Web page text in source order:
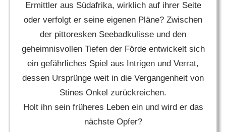
Ermittler aus Südafrika, wirklich auf ihrer Seite
oder verfolgt er seine eigenen Pläne? Zwischen
der pittoresken Seebadkulisse und den
geheimnisvollen Tiefen der Förde entwickelt sich
ein gefährliches Spiel aus Intrigen und Verrat,
dessen Ursprünge weit in die Vergangenheit von
Stines Onkel zurückreichen.
Holt ihn sein früheres Leben ein und wird er das
nächste Opfer?